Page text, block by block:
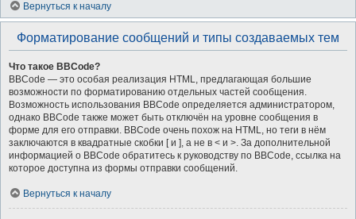
Вернуться к началу
Форматирование сообщений и типы создаваемых тем
Что такое BBCode?
BBCode — это особая реализация HTML, предлагающая большие
возможности по форматированию отдельных частей сообщения.
Возможность использования BBCode определяется администратором,
однако BBCode также может быть отключён на уровне сообщения в
форме для его отправки. BBCode очень похож на HTML, но теги в нём
заключаются в квадратные скобки [ и ], а не в < и >. За дополнительной
информацией о BBCode обратитесь к руководству по BBCode, ссылка на
которое доступна из формы отправки сообщений.
Вернуться к началу